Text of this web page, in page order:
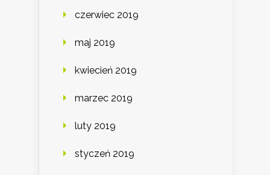
czerwiec 2019
maj 2019
kwiecień 2019
marzec 2019
luty 2019
styczeń 2019